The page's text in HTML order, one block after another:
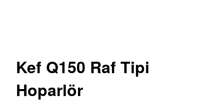
Kef Q150 Raf Tipi
Hoparlör